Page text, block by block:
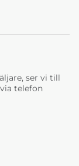
ser vi till
telefon